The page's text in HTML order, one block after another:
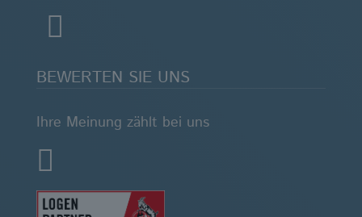
BEWERTEN SIE UNS
Ihre Meinung zählt bei uns